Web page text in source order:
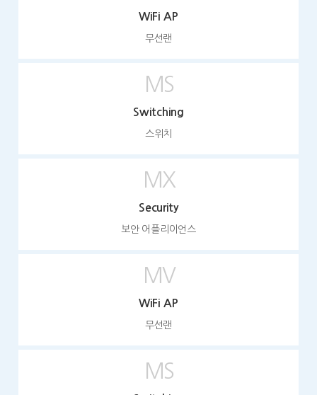
WiFi AP
무선랜
MS
Switching
스위치
MX
Security
보안 어플리이언스
MV
WiFi AP
무선랜
MS